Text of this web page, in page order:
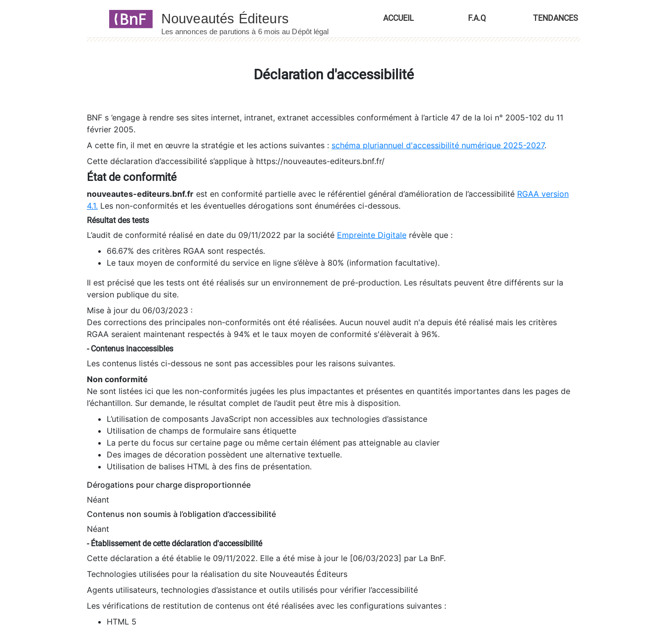
ACCUEIL F.A.Q TENDANCES
Déclaration d'accessibilité
BNF s ’engage à rendre ses sites internet, intranet, extranet accessibles conformément à l’article 47 de la loi n° 2005-102 du 11
février 2005.
A cette fin, il met en œuvre la stratégie et les actions suivantes : schéma pluriannuel d'accessibilité numérique 2025-2027.
Cette déclaration d’accessibilité s’applique à https://nouveautes-editeurs.bnf.fr/
État de conformité
nouveautes-editeurs.bnf.fr est en conformité partielle avec le référentiel général d’amélioration de l’accessibilité RGAA version
4.1. Les non-conformités et les éventuelles dérogations sont énumérées ci-dessous.
Résultat des tests
L’audit de conformité réalisé en date du 09/11/2022 par la société Empreinte Digitale révèle que :
66.67% des critères RGAA sont respectés.
Le taux moyen de conformité du service en ligne s’élève à 80% (information facultative).
Il est précisé que les tests ont été réalisés sur un environnement de pré-production. Les résultats peuvent être différents sur la
version publique du site.
Mise à jour du 06/03/2023 :
Des corrections des principales non-conformités ont été réalisées. Aucun nouvel audit n'a depuis été réalisé mais les critères
RGAA seraient maintenant respectés à 94% et le taux moyen de conformité s'élèverait à 96%.
- Contenus inaccessibles
Les contenus listés ci-dessous ne sont pas accessibles pour les raisons suivantes.
Non conformité
Ne sont listées ici que les non-conformités jugées les plus impactantes et présentes en quantités importantes dans les pages de
l’échantillon. Sur demande, le résultat complet de l’audit peut être mis à disposition.
L’utilisation de composants JavaScript non accessibles aux technologies d’assistance
Utilisation de champs de formulaire sans étiquette
La perte du focus sur certaine page ou même certain élément pas atteignable au clavier
Des images de décoration possèdent une alternative textuelle.
Utilisation de balises HTML à des fins de présentation.
Dérogations pour charge disproportionnée
Néant
Contenus non soumis à l’obligation d’accessibilité
Néant
- Établissement de cette déclaration d'accessibilité
Cette déclaration a été établie le 09/11/2022. Elle a été mise à jour le [06/03/2023] par La BnF.
Technologies utilisées pour la réalisation du site Nouveautés Éditeurs
Agents utilisateurs, technologies d’assistance et outils utilisés pour vérifier l’accessibilité
Les vérifications de restitution de contenus ont été réalisées avec les configurations suivantes :
HTML 5